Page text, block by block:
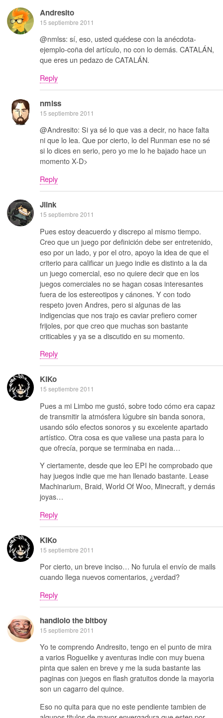
Andresito
15 septiembre 2011
@nmlss: sí, eso, usted quédese con la anécdota-
ejemplo-coña del artículo, no con lo demás. CATALÁN,
que eres un pedazo de CATALÁN.
Reply
nmlss
15 septiembre 2011
@Andresito: Si ya sé lo que vas a decir, no hace falta
ni que lo lea. Que por cierto, lo del Runman ese no sé
si lo dices en serio, pero yo me lo he bajado hace un
momento X-D>
Reply
Jlink
15 septiembre 2011
Pues estoy deacuerdo y discrepo al mismo tiempo.
Creo que un juego por definición debe ser entretenido,
eso por un lado, y por el otro, apoyo la idea de que el
criterio para calificar un juego indie es distinto a la da
un juego comercial, eso no quiere decir que en los
juegos comerciales no se hagan cosas interesantes
fuera de los estereotipos y cánones. Y con todo
respeto joven Andres, pero si algunas de las
indigencias que nos trajo es caviar prefiero comer
frijoles, por que creo que muchas son bastante
criticables y ya se a discutido en su momento.
Reply
KiKo
15 septiembre 2011
Pues a mi Limbo me gustó, sobre todo cómo era capaz
de transmitir la atmósfera lúgubre sin banda sonora,
usando sólo efectos sonoros y su excelente apartado
artístico. Otra cosa es que valiese una pasta para lo
que ofrecía, porque se terminaba en nada…
Y ciertamente, desde que leo EPI he comprobado que
hay juegos indie que me han llenado bastante. Lease
Machinarium, Braid, World Of Woo, Minecraft, y demás
joyas…
Reply
KiKo
15 septiembre 2011
Por cierto, un breve inciso… No furula el envío de mails
cuando llega nuevos comentarios, ¿verdad?
Reply
handlolo the bitboy
15 septiembre 2011
Yo te comprendo Andresito, tengo en el punto de mira
a varios Roguelike y aventuras indie con muy buena
pinta que salen en breve y me la suda bastante las
paginas con juegos en flash gratuitos donde la mayoria
son un cagarro del quince.
Eso no quita para que no este pendiente tambien de